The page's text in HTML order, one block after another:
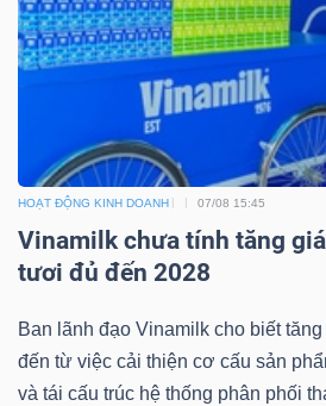
HOẠT ĐỘNG KINH DOANH 07/08 15:45
Vinamilk chưa tính tăng
tươi đủ đến 2028
Ban lãnh đạo Vinamilk cho biết
đến từ việc cải thiện cơ cấu sản
và tái cấu trúc hệ thống phân phối